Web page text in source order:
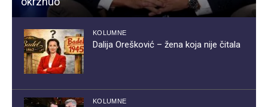
KOLUMNE
Dalija Orešković – žena koja nije čitala
KOLUMNE